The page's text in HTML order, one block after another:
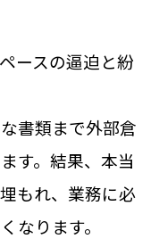
ースの逼迫と紛
書類まで外部倉
す。結果、本当
もれ、業務に必
なります。